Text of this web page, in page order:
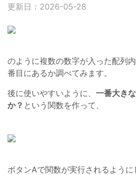
更新日：2026-05-28
のように複数の数字が入った配列
番目にあるか調べてみます。
後に使いやすいように、 一番大き
か？ という関数を作って、
ボタンAで関数が実行されるように